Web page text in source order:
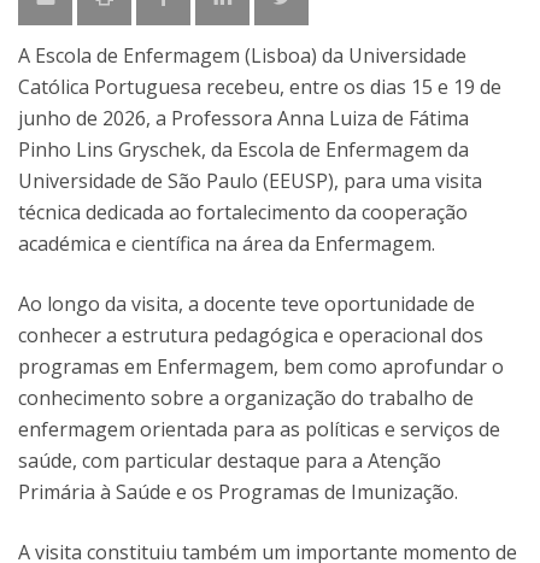
A Escola de Enfermagem (Lisboa) da Universidade
Católica Portuguesa recebeu, entre os dias 15 e 19 de
junho de 2026, a Professora Anna Luiza de Fátima
Pinho Lins Gryschek, da Escola de Enfermagem da
Universidade de São Paulo (EEUSP), para uma visita
técnica dedicada ao fortalecimento da cooperação
académica e científica na área da Enfermagem.
Ao longo da visita, a docente teve oportunidade de
conhecer a estrutura pedagógica e operacional dos
programas em Enfermagem, bem como aprofundar o
conhecimento sobre a organização do trabalho de
enfermagem orientada para as políticas e serviços de
saúde, com particular destaque para a Atenção
Primária à Saúde e os Programas de Imunização.
A visita constituiu também um importante momento de